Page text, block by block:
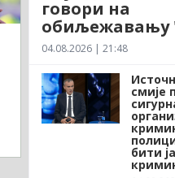
говори на
обиљежавању
04.08.2026 | 21:48
смије
бити